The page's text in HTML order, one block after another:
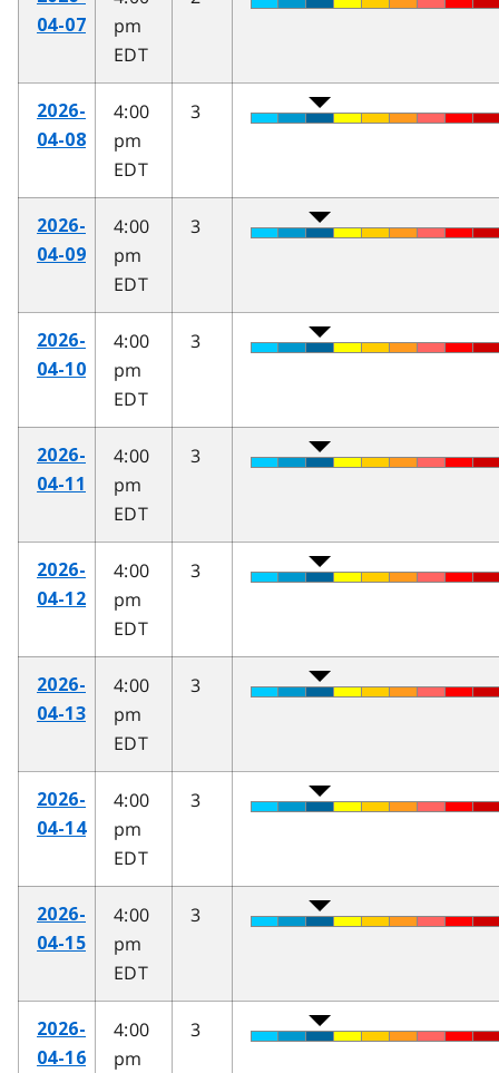
04-07
pm
EDT
2026-
04-08
4:00
pm
EDT
3
2026-
04-09
4:00
pm
EDT
3
2026-
04-10
4:00
pm
EDT
3
2026-
04-11
4:00
pm
EDT
3
2026-
04-12
4:00
pm
EDT
3
2026-
04-13
4:00
pm
EDT
3
2026-
04-14
4:00
pm
EDT
3
2026-
04-15
4:00
pm
EDT
3
2026-
04-16
4:00
pm
3